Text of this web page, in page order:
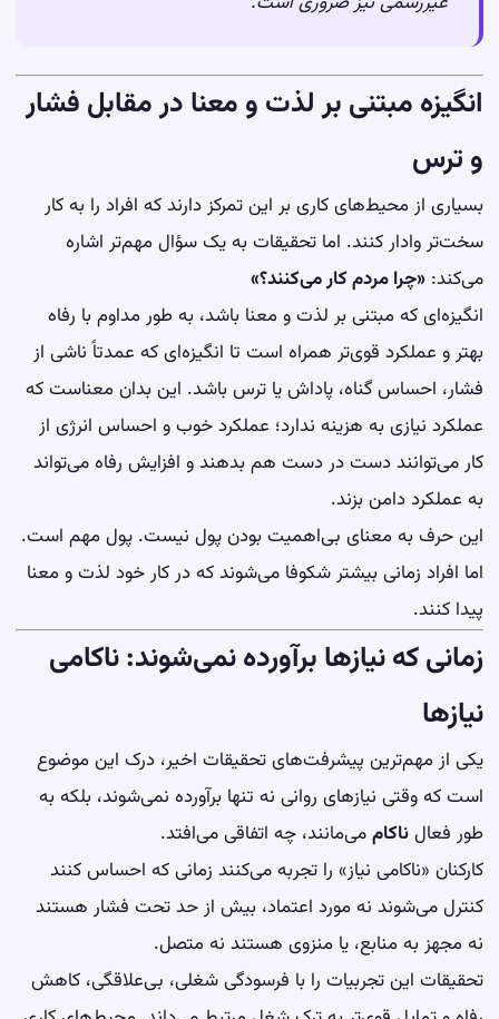
انگیزه مبتنی بر لذت و معنا در مقابل فشار
و ترس
بسیاری از محیط‌های کاری بر این تمرکز دارند که افراد را به کار
سخت‌تر وادار کنند. اما تحقیقات به یک سؤال مهم‌تر اشاره
می‌کند: «چرا مردم کار می‌کنند؟»
انگیزه‌ای که مبتنی بر لذت و معنا باشد، به طور مداوم با رفاه
بهتر و عملکرد قوی‌تر همراه است تا انگیزه‌ای که عمدتاً ناشی از
فشار، احساس گناه، پاداش یا ترس باشد. این بدان معناست که
عملکرد نیازی به هزینه ندارد؛ عملکرد خوب و احساس انرژی از
کار می‌توانند دست در دست هم بدهند و افزایش رفاه می‌تواند
به عملکرد دامن بزند.
این حرف به معنای بی‌اهمیت بودن پول نیست. پول مهم است.
اما افراد زمانی بیشتر شکوفا می‌شوند که در کار خود لذت و معنا
پیدا کنند.
زمانی که نیازها برآورده نمی‌شوند: ناکامی
نیازها
یکی از مهم‌ترین پیشرفت‌های تحقیقات اخیر، درک این موضوع
است که وقتی نیازهای روانی نه تنها برآورده نمی‌شوند، بلکه به
طور فعالناکاممی‌مانند، چه اتفاقی می‌افتد.
کارکنان «ناکامی نیاز» را تجربه می‌کنند زمانی که احساس کنند
کنترل می‌شوند نه مورد اعتماد، بیش از حد تحت فشار هستند
نه مجهز به منابع، یا منزوی هستند نه متصل.
تحقیقات این تجربیات را با فرسودگی شغلی، بی‌علاقگی، کاهش